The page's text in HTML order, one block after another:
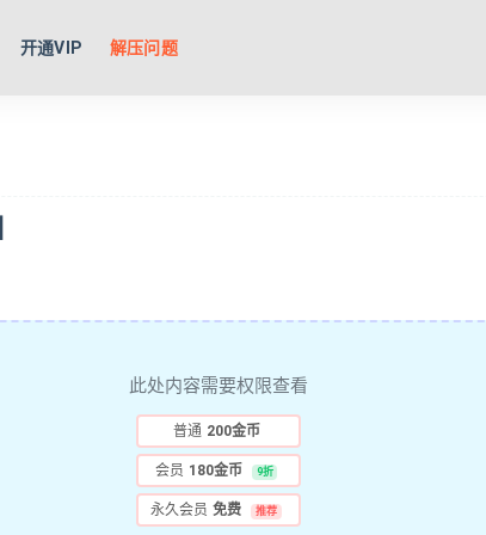
开通VIP 解压问题
此处内容需要权限查看
普通 200金币
会员 180金币 9折
永久会员 免费 推荐